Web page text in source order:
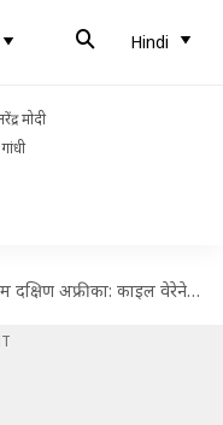
Hindi
मोदी
काइल वेरेने ने लगाया अपना दूसरा टेस्ट शतक, जानिए आंकड़े